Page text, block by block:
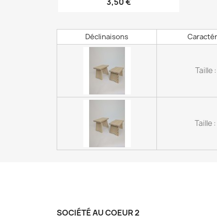
Déclinaisons
Taille
Taille
SOCIÉTÉ AU COEUR 2